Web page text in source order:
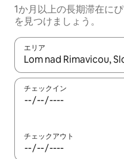
1か月以上の長期滞在に
を見つけましょう。
エリア
検索結果が表示されたら
チェックイン
チェックアウト